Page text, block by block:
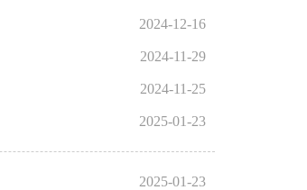
2024-12-16
2024-11-29
2024-11-25
2025-01-23
2025-01-23